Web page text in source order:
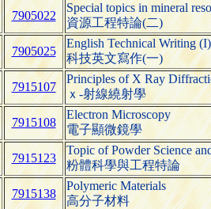
7905022
Special topics in mineral
資源工程特論(二)
7905025
English Technical Writing (I)
科技英文寫作(一)
7915107
Principles of X Ray
ｘ-射線繞射學
7915108
Electron Microscopy
電子顯微鏡學
7915123
Topic of Powder Science
粉體科學與工程特論
7915138
Polymeric Materials
高分子材料